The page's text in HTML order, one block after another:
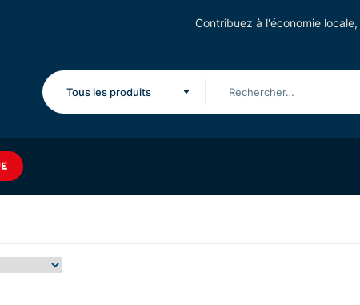
Contribuez à l'économie locale,
Tous les produits